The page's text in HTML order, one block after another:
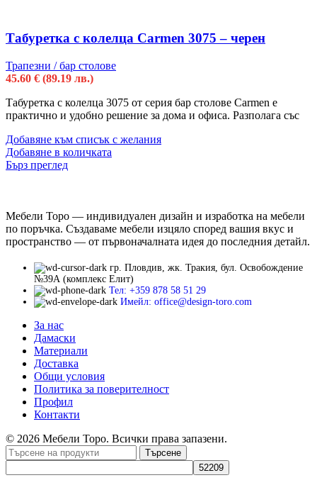
Табуретка с колелца Carmen 3075 – черен
Трапезни / бар столове
45.60 € (89.19 лв.)
Табуретка с колелца 3075 от серия бар столове Carmen е
практично и удобно решение за дома и офиса. Разполага със
Добавяне към списък с желания
Добавяне в количката
Бърз преглед
Мебели Торо — индивидуален дизайн и изработка на мебели
по поръчка. Създаваме мебели изцяло според вашия вкус и
пространство — от първоначалната идея до последния детайл.
гр. Пловдив, жк. Тракия, бул. Освобождение
№39А (комплекс Елит)
Тел: +359 878 58 51 29
Имейл: office@design-toro.com
За нас
Дамаски
Материали
Доставка
Общи условия
Политика за поверителност
Профил
Контакти
© 2026 Мебели Торо. Всички права запазени.
Търсене